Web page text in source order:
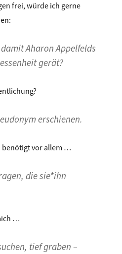
frei, würde ich gerne
Aharon Appelfelds
gerät?
erschienen.
benötigt vor allem …
die sie*ihn
…
tief graben –